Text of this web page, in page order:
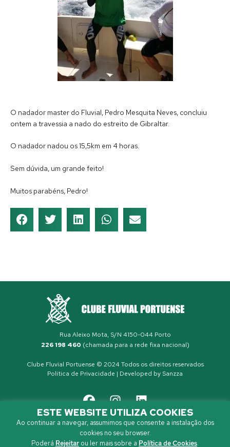
O nadador master do Fluvial, Pedro Mesquita Neves, concluiu
ontem a travessia a nado do estreito de Gibraltar.
O nadador nadou os 15,5km em 4 horas.
Sem dúvida, um grande feito!
Muitos parabéns, Pedro!
Rua Aleixo Mota, S/N 4150-044 Porto
226 198 460 (chamada para a rede fixa nacional)
Clube Fluvial Portuense © 2024 Todos os direitos reservados
Política de Privacidade | Developed by Sanzza
ESTE WEBSITE UTILIZA COOKIES
Ao continuar a navegar, assumimos que consente a instalação dos
cookies no seu browser.
Poderá Rejeitar ou ler mais sobre a Política de Cookies.